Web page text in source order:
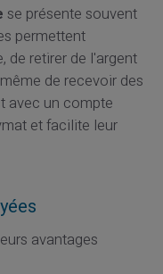
se présente souvent
permettent
de retirer de l'argent
de recevoir des
avec un compte
et facilite leur
avantages